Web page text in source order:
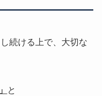
続ける上で、大切な
と